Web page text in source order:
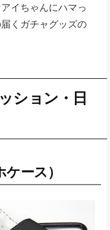
イちゃんにハマっ
くガチャグッズの
ション・日
ース）